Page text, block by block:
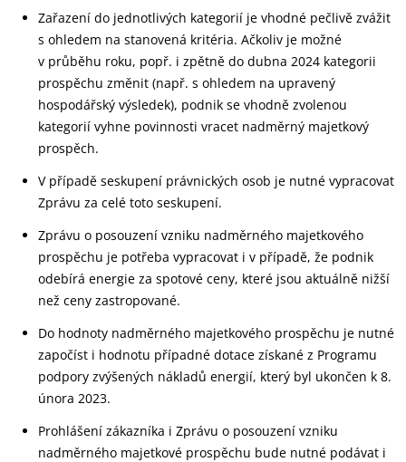
Zařazení do jednotlivých kategorií je vhodné pečlivě zvážit
s ohledem na stanovená kritéria. Ačkoliv je možné
v průběhu roku, popř. i zpětně do dubna 2024 kategorii
prospěchu změnit (např. s ohledem na upravený
hospodářský výsledek), podnik se vhodně zvolenou
kategorií vyhne povinnosti vracet nadměrný majetkový
prospěch.
V případě seskupení právnických osob je nutné vypracovat
Zprávu za celé toto seskupení.
Zprávu o posouzení vzniku nadměrného majetkového
prospěchu je potřeba vypracovat i v případě, že podnik
odebírá energie za spotové ceny, které jsou aktuálně nižší
než ceny zastropované.
Do hodnoty nadměrného majetkového prospěchu je nutné
započíst i hodnotu případné dotace získané z Programu
podpory zvýšených nákladů energií, který byl ukončen k 8.
února 2023.
Prohlášení zákazníka i Zprávu o posouzení vzniku
nadměrného majetkové prospěchu bude nutné podávat i